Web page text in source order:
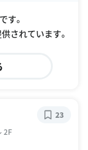
す。
されています。
2F
23